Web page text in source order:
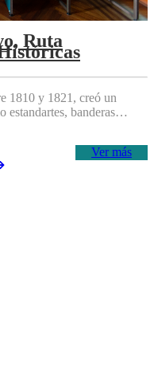
Ruta
1810 y 1821, creó un
estandartes, banderas…
Ver más